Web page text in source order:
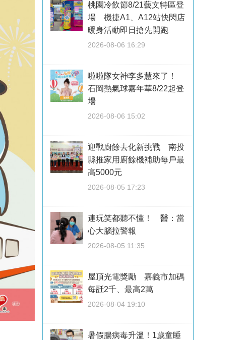
桃園冷飲節8/21藝文特區登
場 機捷A1、A12站快閃店
暖身活動即日搶先開跑
2026-08-06 16:29
啦啦隊女神李多慧來了！
石岡熱氣球嘉年華8/22起登
場
2026-08-06 15:02
迎戰廚餘去化新挑戰 南投
縣推家用廚餘機補助每戶最
高5000元
2026-08-05 17:23
連玩笑都聽不懂！ 醫：當
心大腦拉警報
2026-08-05 11:35
屋頂光電獎勵 嘉義市加碼
每瓩2千、最高2萬
2026-08-04 19:10
暑假腸病毒升溫！1歲童睡